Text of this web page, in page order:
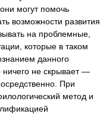
могут помочь
возможности развития
на проблемные,
которые в таком
данного
ничего не скрывает —
При
метод и